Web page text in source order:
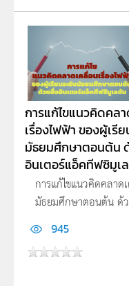
การแก้ไขแนวคิดคล
เรื่องไฟฟ้า ของผู้เรี
มัธยมศึกษาตอนต้น
อินเตอร์แอ็คทีฟซิมูเ
การแก้ไขแนวคิดคลาด
มัธยมศึกษาตอนต้น ด้
945